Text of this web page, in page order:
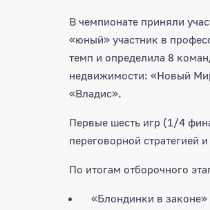
В чемпионате приняли
«юный» участник в
темп и определила 8
недвижимости: «Новый
«Владис».
Первые шесть игр (1/4
переговорной стратегией
По итогам отборочного
«Блондинки в